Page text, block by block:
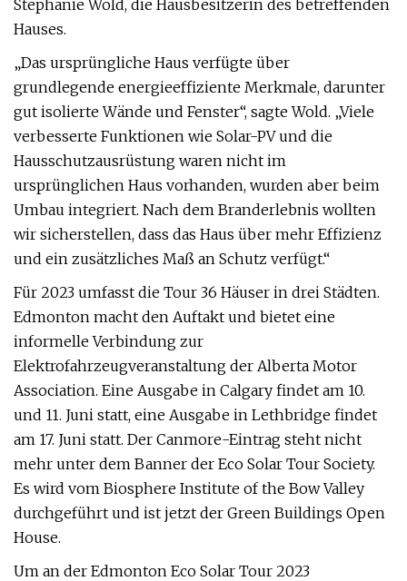
Stephanie Wold, die Hausbesitzerin des betreffenden
Hauses.
„Das ursprüngliche Haus verfügte über
grundlegende energieeffiziente Merkmale, darunter
gut isolierte Wände und Fenster“, sagte Wold. „Viele
verbesserte Funktionen wie Solar-PV und die
Hausschutzausrüstung waren nicht im
ursprünglichen Haus vorhanden, wurden aber beim
Umbau integriert. Nach dem Branderlebnis wollten
wir sicherstellen, dass das Haus über mehr Effizienz
und ein zusätzliches Maß an Schutz verfügt.“
Für 2023 umfasst die Tour 36 Häuser in drei Städten.
Edmonton macht den Auftakt und bietet eine
informelle Verbindung zur
Elektrofahrzeugveranstaltung der Alberta Motor
Association. Eine Ausgabe in Calgary findet am 10.
und 11. Juni statt, eine Ausgabe in Lethbridge findet
am 17. Juni statt. Der Canmore-Eintrag steht nicht
mehr unter dem Banner der Eco Solar Tour Society.
Es wird vom Biosphere Institute of the Bow Valley
durchgeführt und ist jetzt der Green Buildings Open
House.
Um an der Edmonton Eco Solar Tour 2023